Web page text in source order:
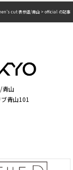
cut 表参道/青山 > official の記事
青山
青山101